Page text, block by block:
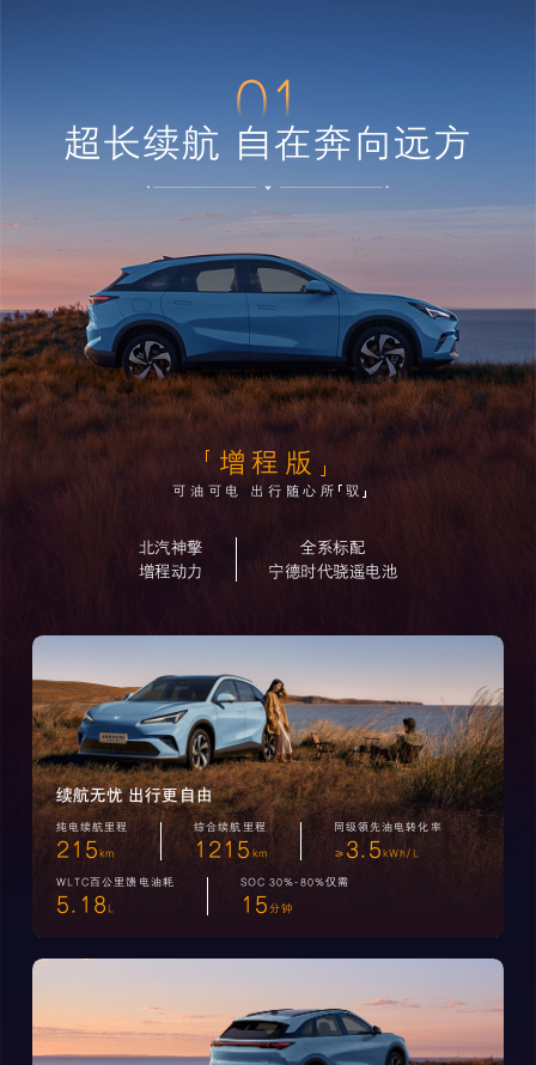
01
超长续航 自在奔向远方
增程版
可油可电 出行随心所 驭
北汽神擎
增程动力
全系标配
宁德时代骁遥电池
续航无忧 出行更自由
纯电续航里程
215km
综合续航里程
1215km
同级领先油电转化率
≥3.5kWh/L
WLTC百公里馈电油耗
5.18L
SOC 30%-80%仅需
15分钟